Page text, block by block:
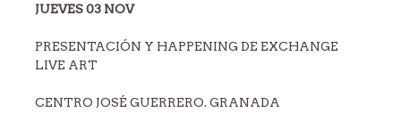
JUEVES 03 NOV
PRESENTACIÓN Y HAPPENING DE EXCHANGE
LIVE ART
CENTRO JOSÉ GUERRERO. GRANADA